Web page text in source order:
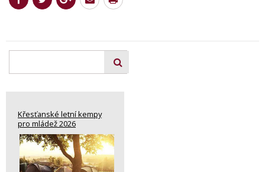
Křesťanské letní kempy
pro mládež 2026